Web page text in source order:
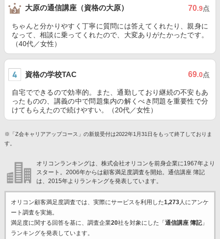
大原の通信講座（資格の大原） 70.9点
ちゃんと分かりやすく丁寧に質問には答えてくれたり、親身に
なって、相談に乗ってくれたので、大変ありがたかったです。
（40代／女性）
資格の学校TAC 69.0点
自宅でできるので効率的。また、通勤しており継続の不安もあ
ったものの、講義の中で問題集内の解くべき問題を重要性で分
けてもらえたので続けやすい。（20代／女性）
※「Z会キャリアアップコース」の新規受付は2022年1月31日をもって終了しておりま
す。
オリコンランキングは、株式会社オリコンを前身企業に1967年より
スタート。2006年からは顧客満足度調査を開始。通信講座 簿記
は、2015年よりランキングを発表しています。
オリコン顧客満足度調査では、実際にサービスを利用した1,273人にアンケ
ート調査を実施。
満足度に関する回答を基に、調査企業20社を対象にした「 通信講座 簿記」
ランキングを発表しています。